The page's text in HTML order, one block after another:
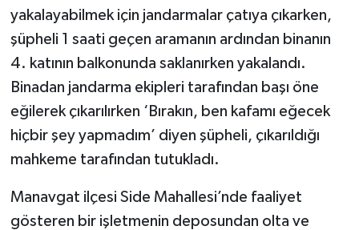
yakalayabilmek için jandarmalar çatıya çıkarken,
şüpheli 1 saati geçen aramanın ardından binanın
4. katının balkonunda saklanırken yakalandı.
Binadan jandarma ekipleri tarafından başı öne
eğilerek çıkarılırken ‘Bırakın, ben kafamı eğecek
hiçbir şey yapmadım’ diyen şüpheli, çıkarıldığı
mahkeme tarafından tutukladı.
Manavgat ilçesi Side Mahallesi’nde faaliyet
gösteren bir işletmenin deposundan olta ve